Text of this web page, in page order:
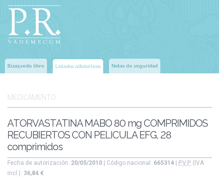
Búsqueda libre Listados alfabéticos Notas de seguridad
MEDICAMENTO
ATORVASTATINA MABO 80 mg COMPRIMIDOS
RECUBIERTOS CON PELICULA EFG, 28
comprimidos
Fecha de autorización: 20/05/2010 | Código nacional: 665314 P.V.P. (IVA
incl.): 36,84 €